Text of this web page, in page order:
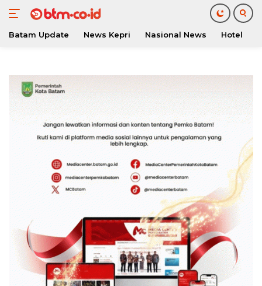
konten
Batam Update News Kepri Nasional News Hotel